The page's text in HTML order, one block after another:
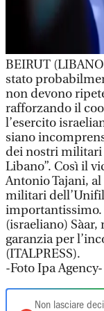
BEIRUT
stato
non devono
rafforzando il
l’esercito
siano
dei nostri
Libano”. Così il
Antonio Tajani,
militari
importantissimo.
(israeliano)
garanzia per
(ITALPRESS).
-Foto Ipa Agency-
Non lasciare